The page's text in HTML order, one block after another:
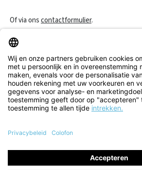
Of via onscontactformulier.
Klantenservice
Informatie